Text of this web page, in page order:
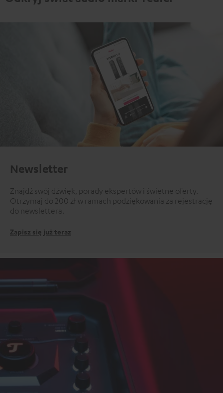
Newsletter
Znajdź swój dźwięk, porady ekspertów i świetne oferty.
Otrzymaj do 200 zł w ramach podziękowania za rejestrację
do newslettera.
Zapisz się już teraz